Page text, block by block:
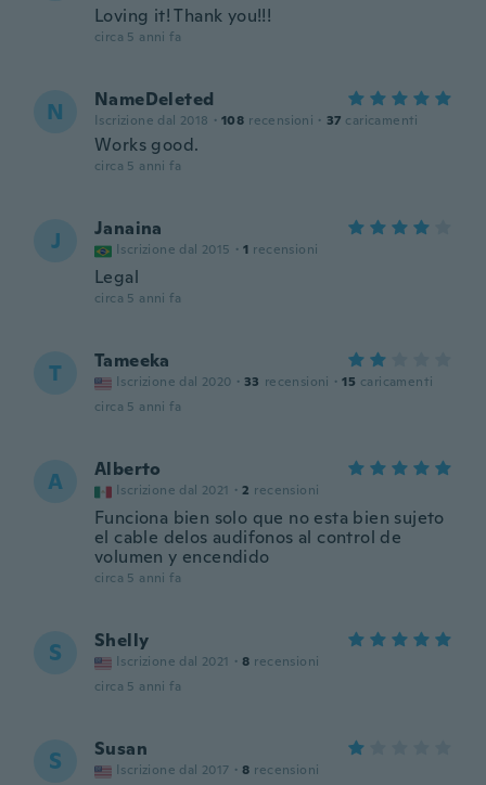
Loving it! Thank you!!!
circa 5 anni fa
N NameDeleted
Iscrizione dal 2018 · 108 recensioni · 37 caricamenti
Works good.
circa 5 anni fa
J Janaina
Iscrizione dal 2015 · 1 recensioni
Legal
circa 5 anni fa
T Tameeka
Iscrizione dal 2020 · 33 recensioni · 15 caricamenti
circa 5 anni fa
A Alberto
Iscrizione dal 2021 · 2 recensioni
Funciona bien solo que no esta bien sujeto
el cable delos audifonos al control de
volumen y encendido
circa 5 anni fa
S Shelly
Iscrizione dal 2021 · 8 recensioni
circa 5 anni fa
S Susan
Iscrizione dal 2017 · 8 recensioni